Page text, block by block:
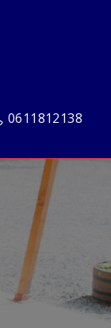
0611812138